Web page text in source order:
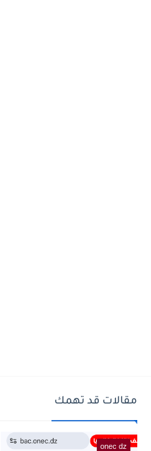
مقالات قد تهمك
onec dz